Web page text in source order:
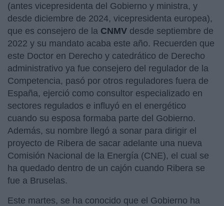
(antes vicepresidenta del Gobierno y ministra, y
desde diciembre de 2024, vicepresidenta europea),
que es consejero de la CNMV desde septiembre de
2022 y su mandato acaba este año. Recuerden que
este Doctor en Derecho y catedrático de Derecho
administrativo ya fue consejero del regulador de la
Competencia, pasó por otros reguladores fuera de
España, ejerció como consultor especializado en
sectores regulados e influyó en el energético
cuando su esposa formaba parte del Gobierno.
Además, su nombre llegó a sonar para dirigir el
proyecto de Ribera de sacar adelante una nueva
Comisión Nacional de la Energía (CNE), el cual se
ha quedado dentro de un cajón cuando Ribera se
fue a Bruselas.
Este martes, se ha conocido que el Gobierno ha